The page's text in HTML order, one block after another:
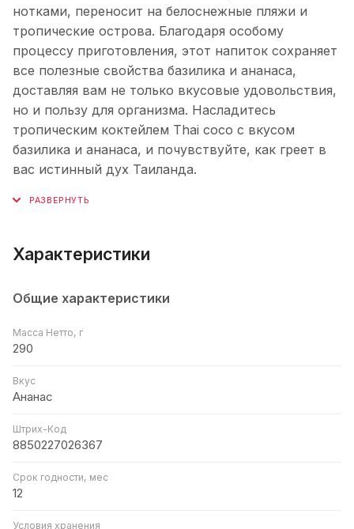
нотками, переносит на белоснежные пляжи и
тропические острова. Благодаря особому
процессу приготовления, этот напиток сохраняет
все полезные свойства базилика и ананаса,
доставляя вам не только вкусовые удовольствия,
но и пользу для организма. Насладитесь
тропическим коктейлем Thai coco с вкусом
базилика и ананаса, и почувствуйте, как греет в
вас истинный дух Таиланда.
Характеристики
Общие характеристики
Масса Нетто, г
290
Вкус
Ананас
Штрих-Код
8850227026367
Срок годности, мес
12
Условия хранения